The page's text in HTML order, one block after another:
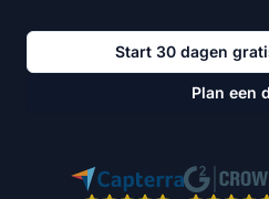
Start 30 dagen
Plan een